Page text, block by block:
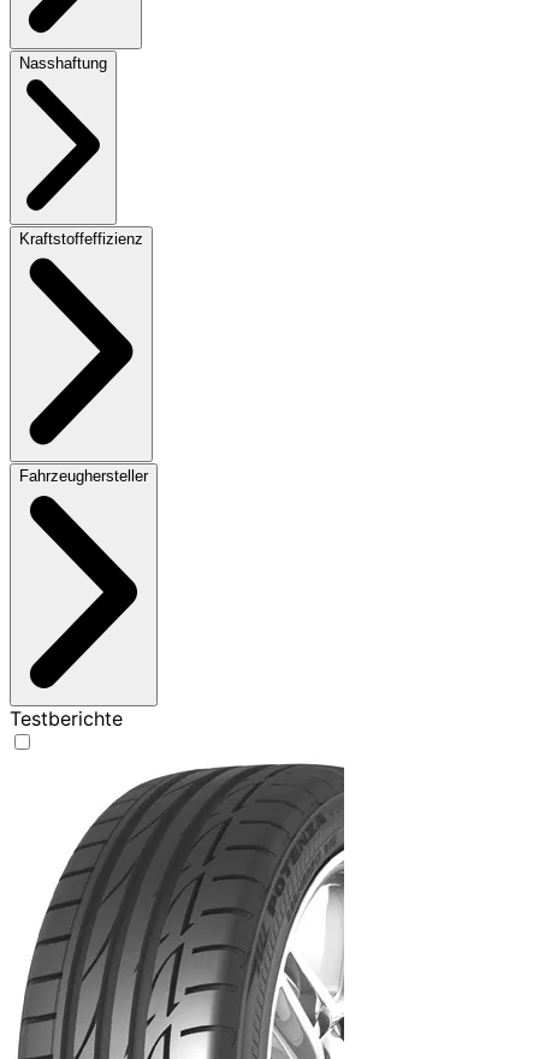
Nasshaftung
Kraftstoffeffizienz
Fahrzeughersteller
Testberichte